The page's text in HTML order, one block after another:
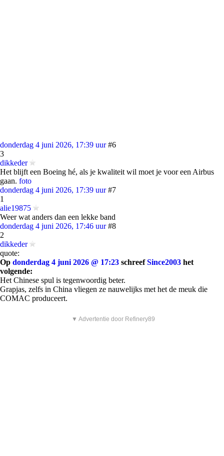
donderdag 4 juni 2026, 17:39 uur #6
3
dikkeder
Het blijft een Boeing hé, als je kwaliteit wil moet je voor een Airbus
gaan. foto
donderdag 4 juni 2026, 17:39 uur #7
1
alie19875
Weer wat anders dan een lekke band
donderdag 4 juni 2026, 17:46 uur #8
2
dikkeder
quote:
Op donderdag 4 juni 2026 @ 17:23 schreefSince2003 het
volgende:
Het Chinese spul is tegenwoordig beter.
Grapjas, zelfs in China vliegen ze nauwelijks met het de meuk die
COMAC produceert.
▼ Advertentie door Refinery89